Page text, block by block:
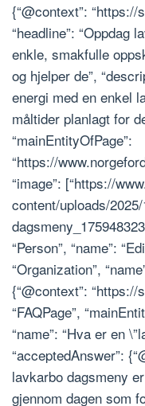
{“@context”: “https://
“headline”: “Oppdag
enkle, smakfulle
og hjelper de”,
energi med en enkel
måltider planlagt for
“mainEntityOfPage”:
“https://
“image”: [“https://
content/uploads/
“Person”, “name”:
“Organization”,
{“@context”: “https://
“FAQPage”,
“name”: “Hva er en
“acceptedAnswer”:
lavkarbo dagsmeny
gjennom dagen som